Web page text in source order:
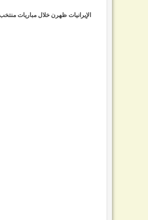
الإيرانيات ظهرن خلال مباريات